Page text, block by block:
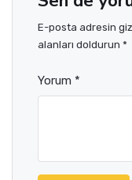
E-posta adresin
alanları doldurun *
Yorum *